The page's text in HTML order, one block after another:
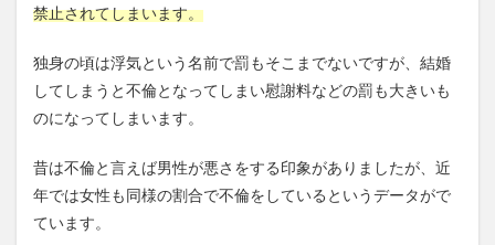
禁止されてしまいます。
独身の頃は浮気という名前で罰もそこまでないですが、結婚
してしまうと不倫となってしまい慰謝料などの罰も大きいも
のになってしまいます。
昔は不倫と言えば男性が悪さをする印象がありましたが、近
年では女性も同様の割合で不倫をしているというデータがで
ています。